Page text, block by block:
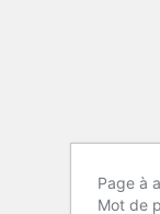
Page à
Mot de